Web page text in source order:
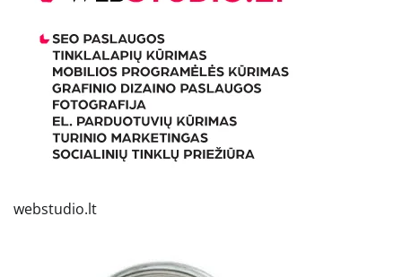
webstudio.lt